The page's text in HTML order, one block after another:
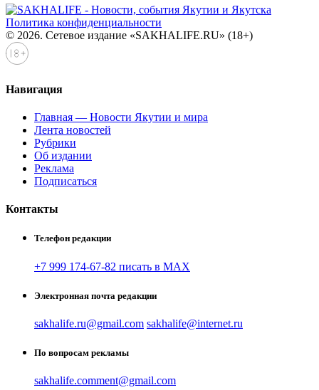
Политика конфиденциальности
© 2026. Сетевое издание «SAKHALIFE.RU» (18+)
Навигация
Главная — Новости Якутии и мира
Лента новостей
Рубрики
Об издании
Реклама
Подписаться
Контакты
Телефон редакции
+7 999 174-67-82 писать в MAX
Электронная почта редакции
sakhalife.ru@gmail.com sakhalife@internet.ru
По вопросам рекламы
sakhalife.comment@gmail.com